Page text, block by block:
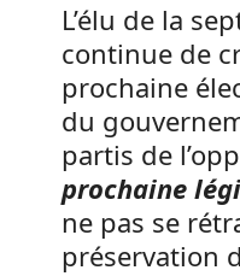
L’élu de la
continue de
prochaine
du
partis de
prochaine
ne pas se
préservation